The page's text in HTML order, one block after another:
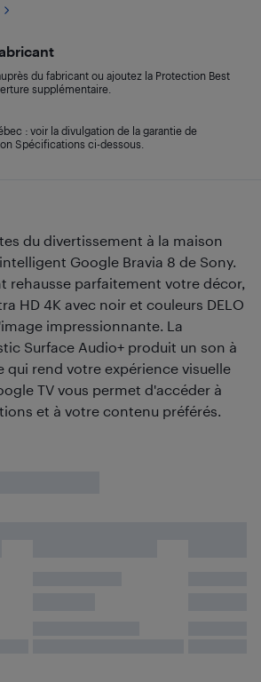
du divertissement à la maison
Google Bravia 8 de Sony.
rehausse parfaitement votre décor,
HD 4K avec noir et couleurs DELO
impressionnante. La
Surface Audio+ produit un son à
qui rend votre expérience visuelle
TV vous permet d'accéder à
et à votre contenu préférés.
du fabricant ou ajoutez la Protection Best
supplémentaire.
: voir la divulgation de la garantie de
Spécifications ci-dessous.